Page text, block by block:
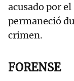
acusado por
permaneció
crimen.
FORENSE